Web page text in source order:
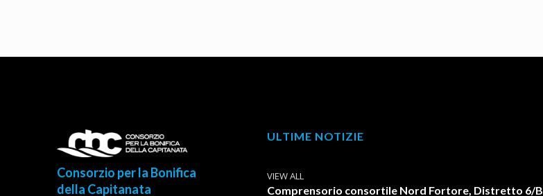
Consorzio per la Bonifica
della Capitanata
ULTIME NOTIZIE
VIEW ALL
Comprensorio consortile Nord Fortore, Distretto 6/B